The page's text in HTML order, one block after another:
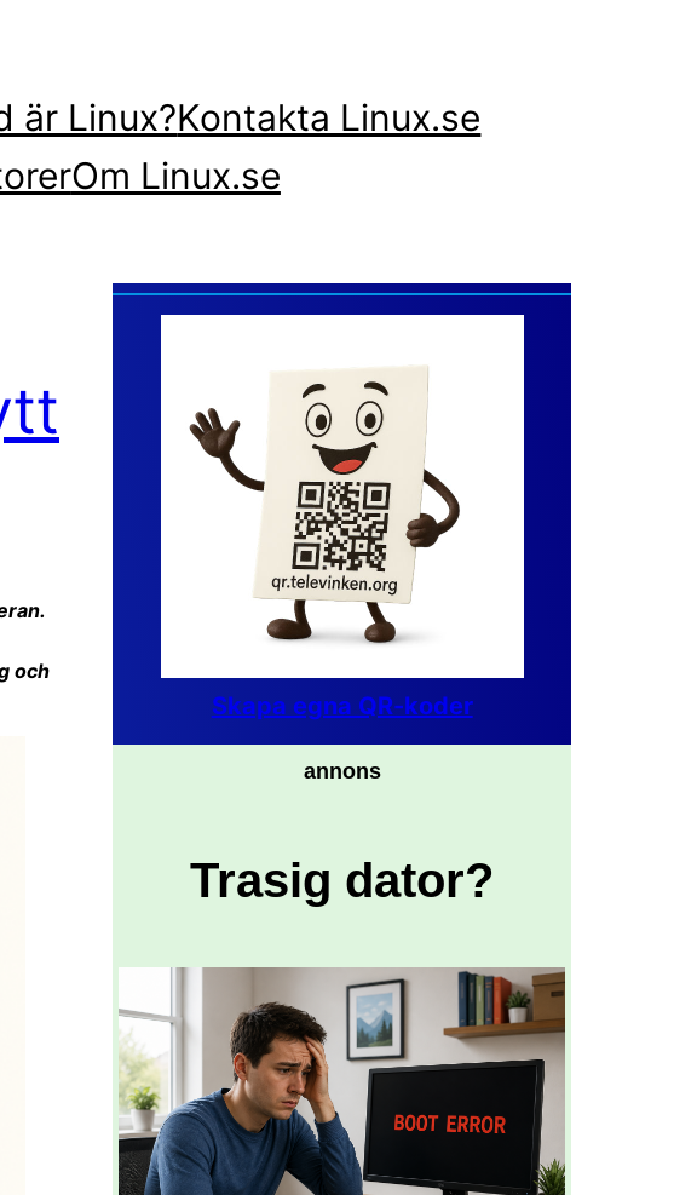
är Linux?Kontakta Linux.se
Om Linux.se
och
Skapa egna QR-koder
annons
Trasig dator?